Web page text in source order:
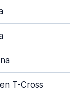
T-Cross